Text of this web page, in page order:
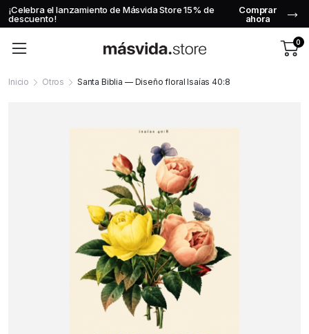
lanzamiento de Másvida Store 15% de
Comprar
Usa el
0
Inicio Otros Santa Biblia — Diseño floral Isaías 40:8